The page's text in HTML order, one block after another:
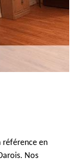
référence en
Nos